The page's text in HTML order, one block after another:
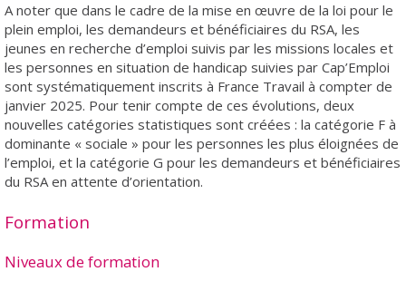
A noter que dans le cadre de la mise en œuvre de la loi pour le
plein emploi, les demandeurs et bénéficiaires du RSA, les
jeunes en recherche d’emploi suivis par les missions locales et
les personnes en situation de handicap suivies par Cap’Emploi
sont systématiquement inscrits à France Travail à compter de
janvier 2025. Pour tenir compte de ces évolutions, deux
nouvelles catégories statistiques sont créées : la catégorie F à
dominante « sociale » pour les personnes les plus éloignées de
l’emploi, et la catégorie G pour les demandeurs et bénéficiaires
du RSA en attente d’orientation.
Formation
Niveaux de formation